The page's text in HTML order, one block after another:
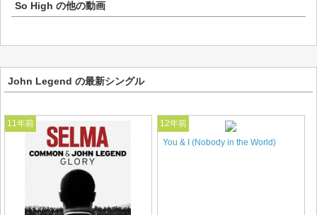
So High の他の動画
John Legend の最新シングル
11年前
12年前
You & I (Nobody in the World)